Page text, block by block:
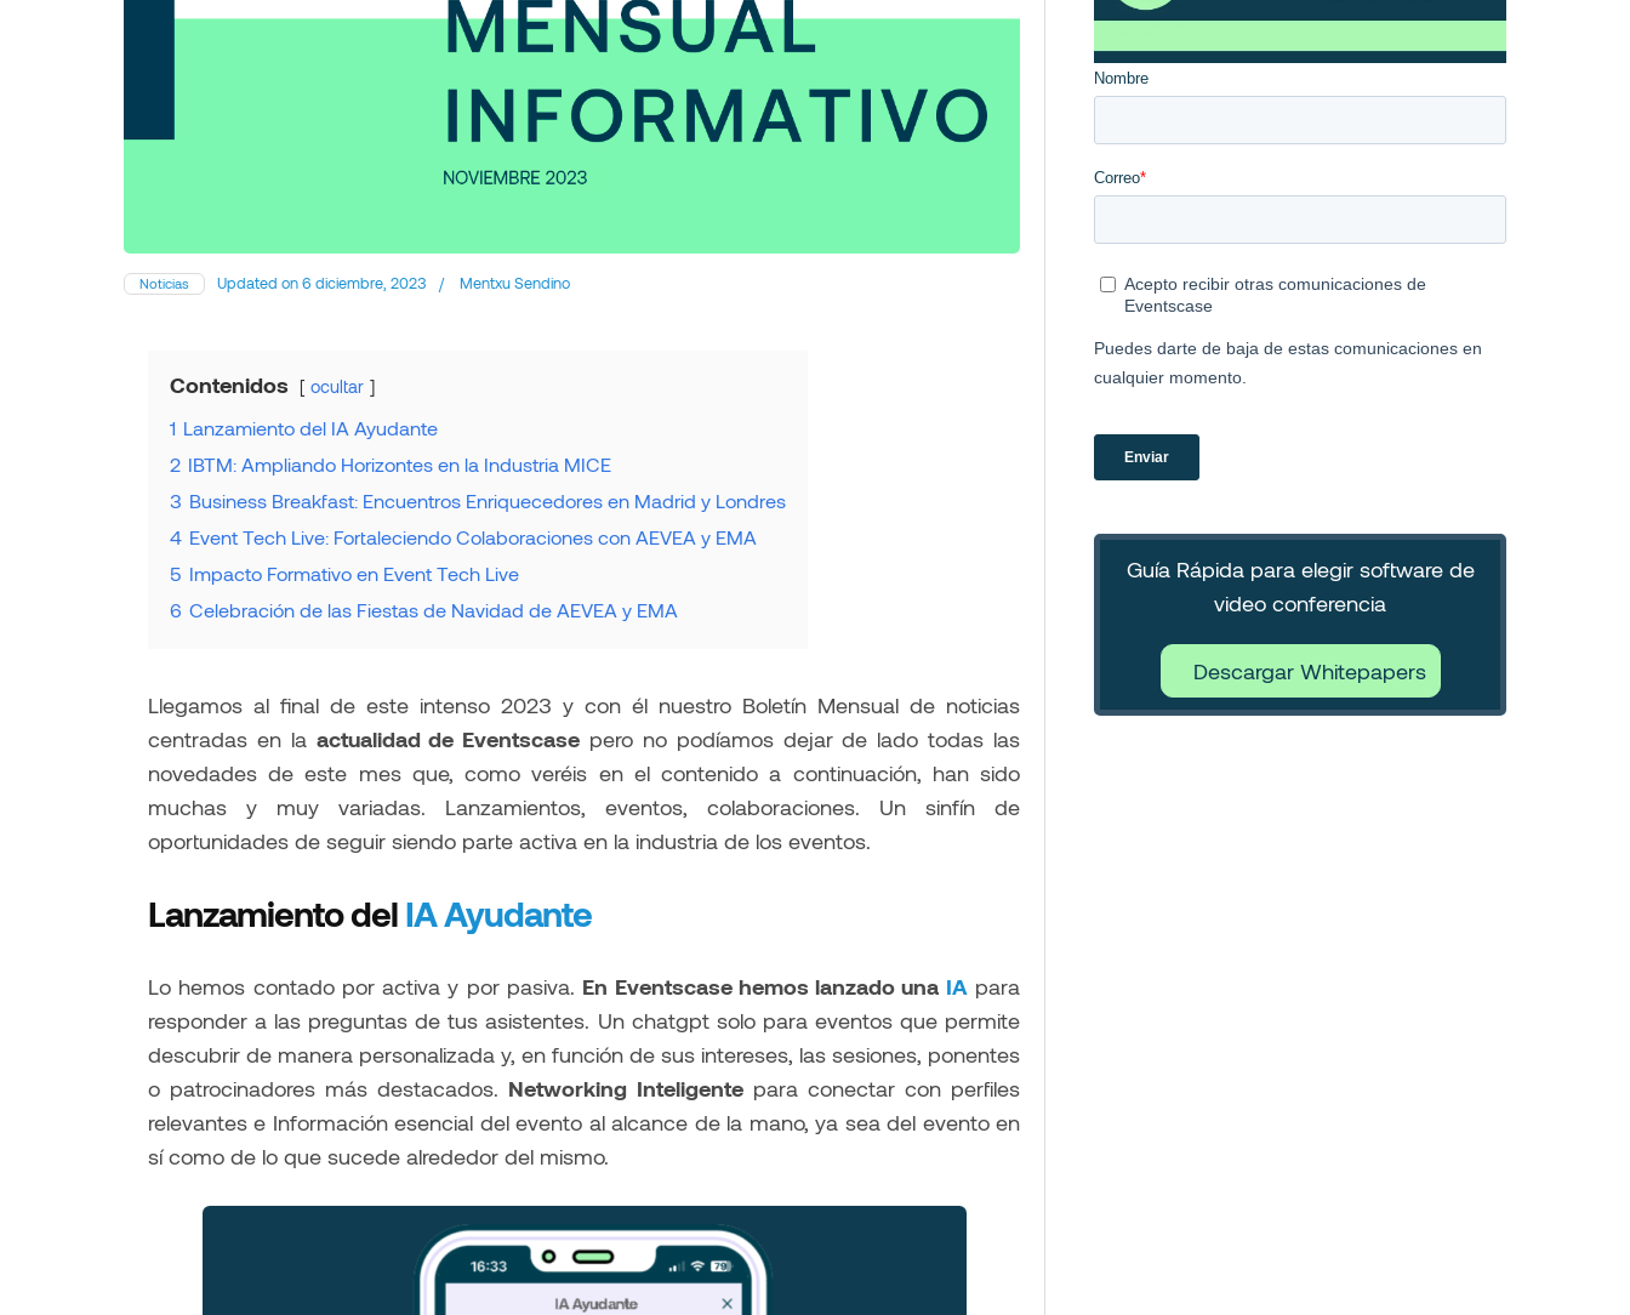
Noticias Updated on6 diciembre, 2023 / Mentxu Sendino
Contenidos ocultar
1 Lanzamiento del IA Ayudante
2 IBTM: Ampliando Horizontes en la Industria MICE
3 Business Breakfast: Encuentros Enriquecedores en Madrid y Londres
4 Event Tech Live: Fortaleciendo Colaboraciones con AEVEA y EMA
5 Impacto Formativo en Event Tech Live
6 Celebración de las Fiestas de Navidad de AEVEA y EMA
Llegamos al final de este intenso 2023 y con él nuestro Boletín Mensual de noticias
centradas en la actualidad de Eventscase pero no podíamos dejar de lado todas las
novedades de este mes que, como veréis en el contenido a continuación, han sido
muchas y muy variadas. Lanzamientos, eventos, colaboraciones. Un sinfín de
oportunidades de seguir siendo parte activa en la industria de los eventos.
Lanzamiento del IA Ayudante
Lo hemos contado por activa y por pasiva. En Eventscase hemos lanzado una IA para
responder a las preguntas de tus asistentes. Un chatgpt solo para eventos que permite
descubrir de manera personalizada y, en función de sus intereses, las sesiones, ponentes
o patrocinadores más destacados. Networking Inteligentepara conectar con perfiles
relevantes e Información esencial del evento al alcance de la mano, ya sea del evento en
sí como de lo que sucede alrededor del mismo.
Guía Rápida para elegir software de
video conferencia
Descargar Whitepapers